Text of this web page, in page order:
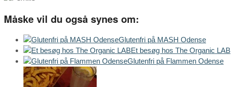
Måske vil du også synes om:
Glutenfri på MASH Odense
Et besøg hos The Organic LAB
Glutenfri på Flammen Odense